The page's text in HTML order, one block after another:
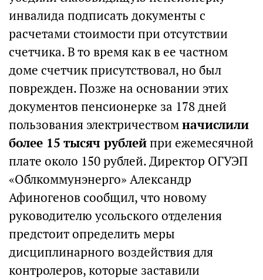
инвалида подписать документы с
расчетами стоимости при отсутствии
счетчика. В то время как в ее частном
доме счетчик присутствовал, но был
поврежден. Позже на основании этих
документов пенсионерке за 178 дней
пользования электричествомначислили
более 15 тысяч рублейпри ежемесячной
плате около 150 рублей. Директор ОГУЭП
«Облкоммунэнерго» Александр
Афиногенов сообщил, что новому
руководителю усольского отделения
предстоит определить меры
дисциплинарного воздействия для
контролеров, которые заставили